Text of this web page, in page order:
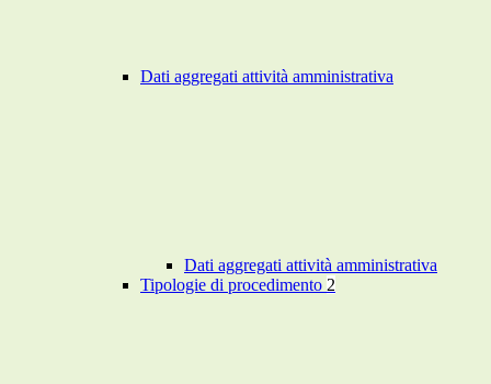
Dati aggregati attività amministrativa
Dati aggregati attività amministrativa
Tipologie di procedimento 2